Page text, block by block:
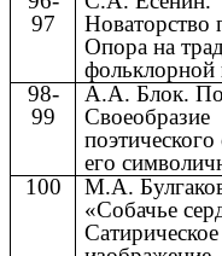
97
Новаторство
Опора на
фольклорной
98-
99
А.А. Блок.
Своеобразие
поэтического
его
100
М.А.
«Собачье
Сатирическое